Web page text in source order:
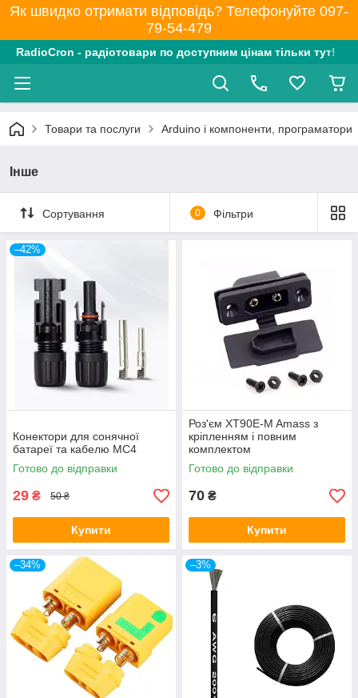
Як швидко отримати відповідь? Телефонуйте 097-
79-54-479
RadioCron - радіотовари по доступним цінам тільки тут!
Товари та послуги Arduino і компоненти, програматори
Інше
Сортування 0 Фільтри
–42%
Конектори для сонячної
батареї та кабелю MC4
Готово до відправки
29 ₴ 50 ₴
Купити
Роз'єм XT90E-M Amass з
кріпленням і повним
комплектом
Готово до відправки
70 ₴
Купити
–34% –3%